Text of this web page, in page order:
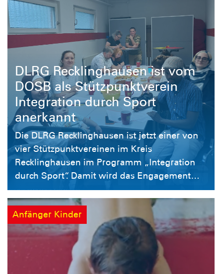
DLRG Recklinghausen ist vom
DOSB als Stützpunktverein
Integration durch Sport
anerkannt
Die DLRG Recklinghausen ist jetzt einer von
vier Stützpunktvereinen im Kreis
Recklinghausen im Programm „Integration
durch Sport“. Damit wird das Engagement
des Vereins für mehr Teilhabe,
Chancengleichheit und ein offenes
Vereinsleben weiter gestärkt.
Stützpunktvereine setzen sich gezielt dafür
ein, Menschen mit Zuwanderungsgeschichte
sowie sozial benachteiligten Personen den
Zugang zum Sport und zum Vereinsleben zu
Anfänger Kinder